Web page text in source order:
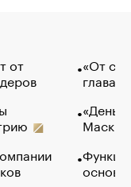
от
«От
глава
Маск в
основ